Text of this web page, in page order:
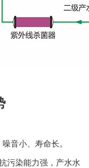
音小、寿命长。
污染能力强，产水水